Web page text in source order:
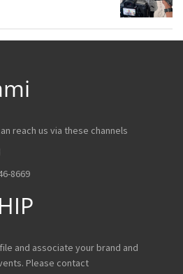
reach us via these channels
8669
and associate your brand and
Please contact